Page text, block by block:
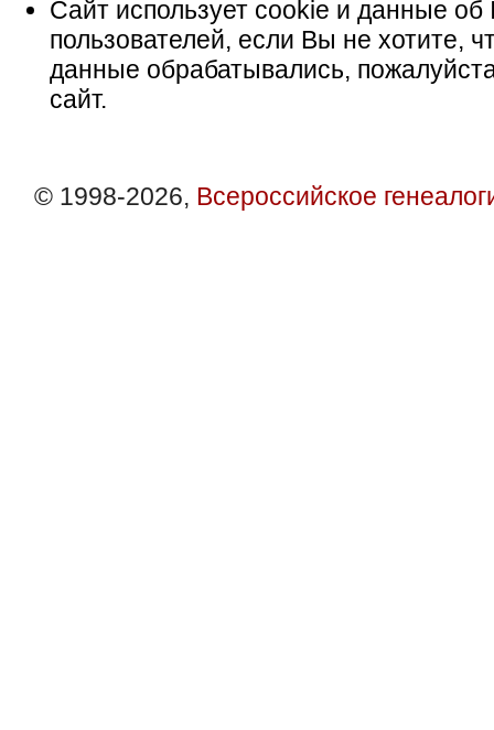
Сайт использует cookie и данные об
пользователей, если Вы не хотите,
данные обрабатывались,
сайт.
© 1998-2026, Всероссийское